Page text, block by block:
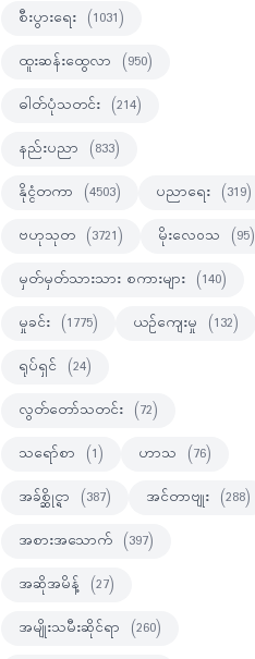
စီးပွားရေး (1031)
ထူးဆန်းထွေလာ (950)
ဓါတ်ပုံသတင်း (214)
နည်းပညာ (833)
နိုင္ငံတကာ (4503) ပညာရေး (319)
ဗဟုသုတ (3721) မိုးလေဝသ (95)
မှတ်မှတ်သားသား စကားများ (140)
မှုခင်း (1775) ယဉ်ကျေးမှု (132)
ရုပ်ရှင် (24)
လွတ်တော်သတင်း (72)
သရော်စာ (1) ဟာသ (76)
အခ်စ္ဆိုင္ရာ (387) အင်တာဗျုး (288)
အစားအသောက် (397)
အဆိုအမိန့် (27)
အမျိုးသမီးဆိုင်ရာ (260)